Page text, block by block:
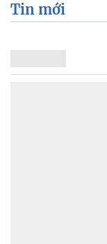
Tin mới